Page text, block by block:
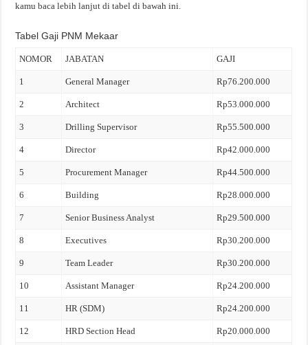
kamu baca lebih lanjut di tabel di bawah ini.
Tabel Gaji PNM Mekaar
NOMOR JABATAN GAJI
1 General Manager Rp76.200.000
2 Architect Rp53.000.000
3 Drilling Supervisor Rp55.500.000
4 Director Rp42.000.000
5 Procurement Manager Rp44.500.000
6 Building Rp28.000.000
7 Senior Business Analyst Rp29.500.000
8 Executives Rp30.200.000
9 Team Leader Rp30.200.000
10 Assistant Manager Rp24.200.000
11 HR (SDM) Rp24.200.000
12 HRD Section Head Rp20.000.000